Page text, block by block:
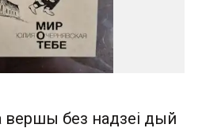
вершы без надзеі дый